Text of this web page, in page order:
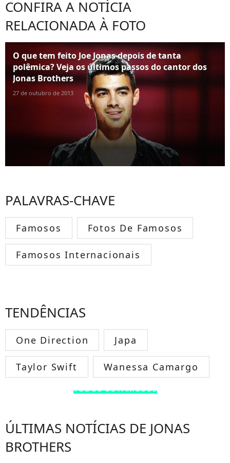
CONFIRA A NOTÍCIA
RELACIONADA À FOTO
O que tem feito Joe Jonas depois de tanta
polêmica? Veja os últimos passos do cantor dos
Jonas Brothers
27 de outubro de 2013
PALAVRAS-CHAVE
Famosos Fotos De Famosos
Famosos Internacionais
TENDÊNCIAS
One Direction Japa
Taylor Swift Wanessa Camargo
TODOS OS FAMOSOS
ÚLTIMAS NOTÍCIAS DE JONAS
BROTHERS